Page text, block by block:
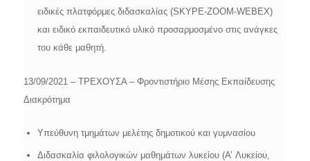
ειδικές πλατφόρμες διδασκαλίας (SKYPE-ZOOM-WEBEX)
και ειδικό εκπαιδευτικό υλικό προσαρμοσμένο στις ανάγκες
του κάθε μαθητή.
13/09/2021 – ΤΡΕΧΟΥΣΑ – Φροντιστήριο Μέσης Εκπαίδευσης
Διακρότημα
Υπεύθυνη τμημάτων μελέτης δημοτικού και γυμνασίου
Διδασκαλία φιλολογικών μαθημάτων λυκείου (A’ Λυκείου,